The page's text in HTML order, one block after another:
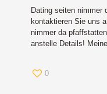
Dating seiten nimmer
kontaktieren Sie uns
nimmer da
anstelle Details!
0